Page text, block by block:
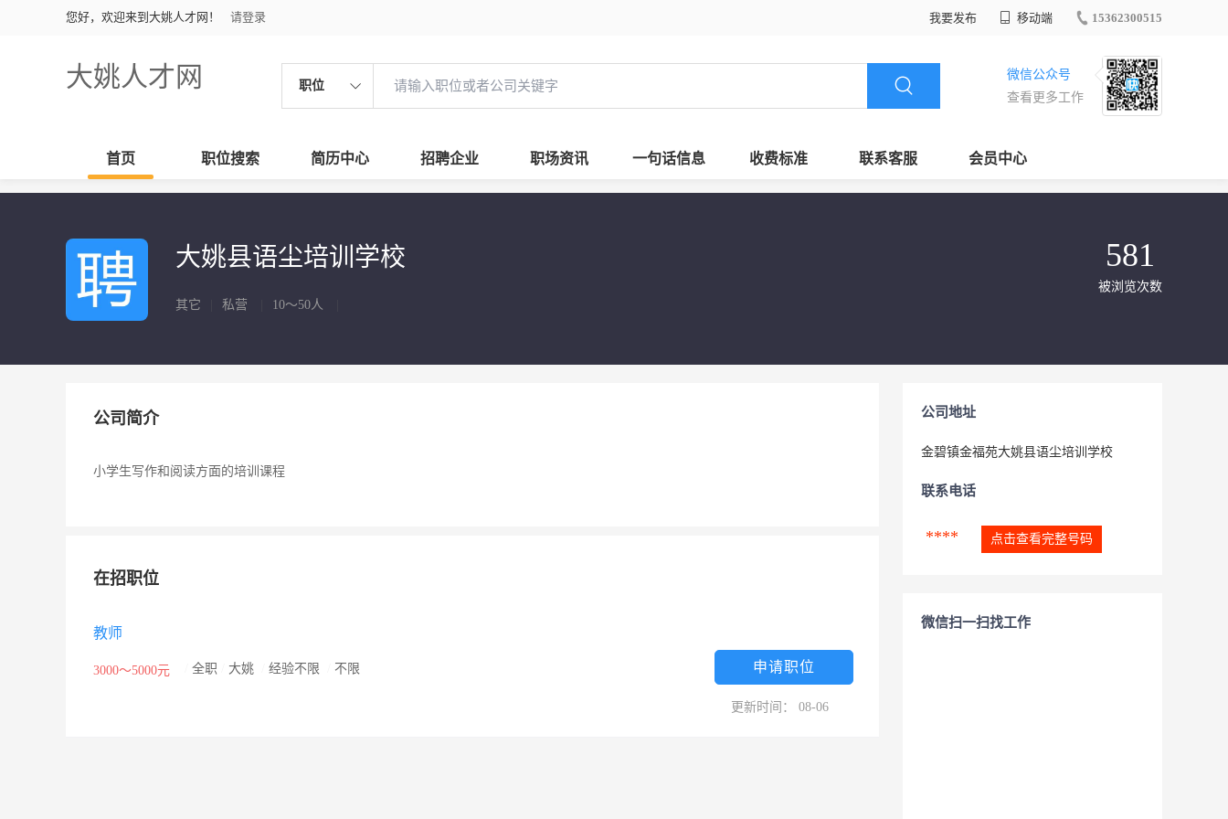
您好，欢迎来到大姚人才网！ 请登录 我要发布 移动端 15362300515
大姚人才网 职位
微信公众号
查看更多工作
首页 职位搜索 简历中心 招聘企业 职场资讯 一句话信息 收费标准 联系客服 会员中心
大姚县语尘培训学校
其它 私营 10～50人
581
被浏览次数
公司简介
小学生写作和阅读方面的培训课程
在招职位
教师
3000～5000元 全职 大姚 经验不限 不限 申请职位
更新时间： 08-06
公司地址
金碧镇金福苑大姚县语尘培训学校
联系电话
**** 点击查看完整号码
微信扫一扫找工作